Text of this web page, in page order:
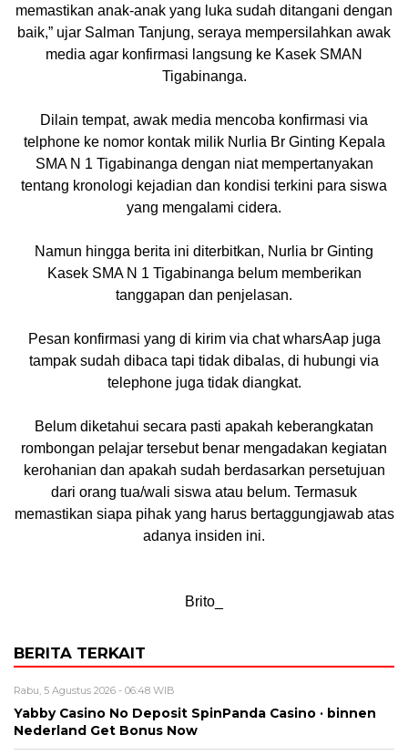
memastikan anak-anak yang luka sudah ditangani dengan
baik,” ujar Salman Tanjung, seraya mempersilahkan awak
media agar konfirmasi langsung ke Kasek SMAN
Tigabinanga.
Dilain tempat, awak media mencoba konfirmasi via
telphone ke nomor kontak milik Nurlia Br Ginting Kepala
SMA N 1 Tigabinanga dengan niat mempertanyakan
tentang kronologi kejadian dan kondisi terkini para siswa
yang mengalami cidera.
Namun hingga berita ini diterbitkan, Nurlia br Ginting
Kasek SMA N 1 Tigabinanga belum memberikan
tanggapan dan penjelasan.
Pesan konfirmasi yang di kirim via chat wharsAap juga
tampak sudah dibaca tapi tidak dibalas, di hubungi via
telephone juga tidak diangkat.
Belum diketahui secara pasti apakah keberangkatan
rombongan pelajar tersebut benar mengadakan kegiatan
kerohanian dan apakah sudah berdasarkan persetujuan
dari orang tua/wali siswa atau belum. Termasuk
memastikan siapa pihak yang harus bertaggungjawab atas
adanya insiden ini.
Brito_
BERITA TERKAIT
Rabu, 5 Agustus 2026 - 06:48 WIB
Yabby Casino No Deposit SpinPanda Casino · binnen
Nederland Get Bonus Now